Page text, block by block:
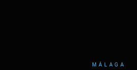
MÁLAGA